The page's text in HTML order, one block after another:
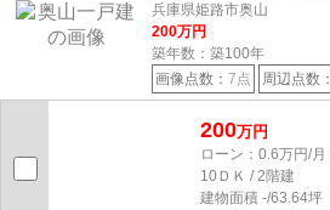
兵庫県姫路市奥山
200万円
築年数：築100年
画像点数： 7点 周辺点数：
200万円
ローン：0.6万円/月
10ＤＫ / 2階建
建物面積 -/63.64坪